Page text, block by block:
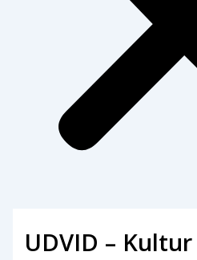
UDVID – Kultur